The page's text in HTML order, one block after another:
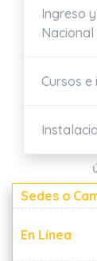
Ingreso
Cursos e
Sedes o
En Línea